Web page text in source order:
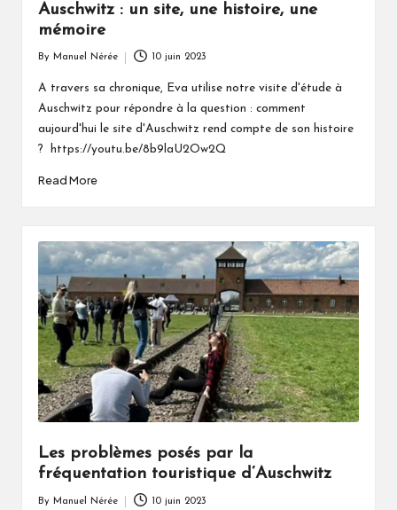
Auschwitz : un site, une histoire, une
mémoire
by
By Manuel Nérée 10 juin 2023
A travers sa chronique, Eva utilise notre visite d'étude à
Auschwitz pour répondre à la question : comment
aujourd'hui le site d'Auschwitz rend compte de son histoire
? https://youtu.be/8b9laU2Ow2Q
Read More
Les problèmes posés par la
fréquentation touristique d’Auschwitz
By Manuel Nérée 10 juin 2023